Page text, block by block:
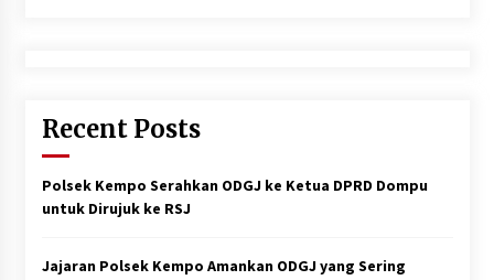
Recent Posts
Polsek Kempo Serahkan ODGJ ke Ketua DPRD Dompu
untuk Dirujuk ke RSJ
Jajaran Polsek Kempo Amankan ODGJ yang Sering